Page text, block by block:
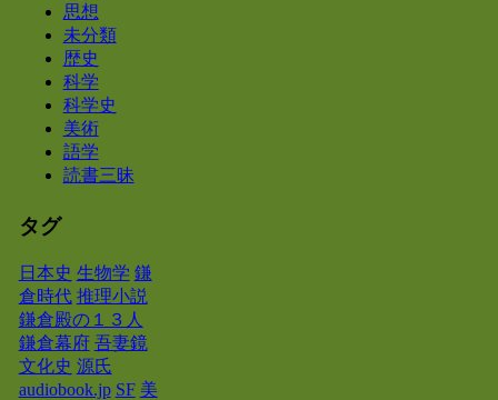
思想
未分類
歴史
科学
科学史
美術
語学
読書三昧
タグ
日本史 生物学 鎌
倉時代 推理小説
鎌倉殿の１３人
鎌倉幕府 吾妻鏡
文化史 源氏
audiobook.jp SF 美